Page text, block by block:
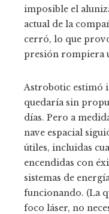
imposible el
actual de la
cerró, lo que
presión rompiera
Astrobotic estimó
quedaría sin
días. Pero a
nave espacial
útiles, incluidas
encendidas con
sistemas de
funcionando. (La
foco láser, no